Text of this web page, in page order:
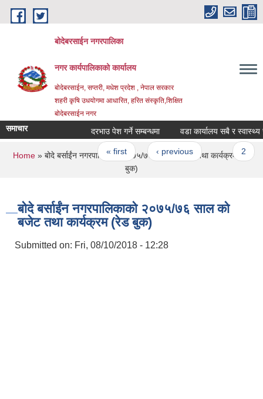
Skip to main content
बोदेबरसाईन नगरपालिका
नगर कार्यपालिकाको कार्यालय
बोदेबरसाईन, सप्तरी, मधेश प्रदेश , नेपाल सरकार
शहरी कृषि उधयोगमा आधारित, हरित संस्कृति,शिक्षित
बोदेबरसाईन नगर
समाचार दरभाउ पेश गर्ने सम्बन्धमा वडा कार्यालय सबै र स्वास्थ्य
Pages
« first ‹ previous … 2
You are here
Home» बोदे बर्साईंन नगरपालिकाको २०७५/७६ साल को बजेट तथा कार्यक्रम (रेड
बुक)
बोदे बर्साईंन नगरपालिकाको २०७५/७६ साल को
बजेट तथा कार्यक्रम (रेड बुक)
Submitted on: Fri, 08/10/2018 - 12:28